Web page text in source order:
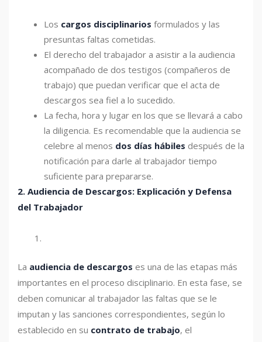
Los cargos disciplinarios formulados y las
presuntas faltas cometidas.
El derecho del trabajador a asistir a la audiencia
acompañado de dos testigos (compañeros de
trabajo) que puedan verificar que el acta de
descargos sea fiel a lo sucedido.
La fecha, hora y lugar en los que se llevará a cabo
la diligencia. Es recomendable que la audiencia se
celebre al menos dos días hábiles después de la
notificación para darle al trabajador tiempo
suficiente para prepararse.
2. Audiencia de Descargos: Explicación y Defensa
del Trabajador
La audiencia de descargos es una de las etapas más
importantes en el proceso disciplinario. En esta fase, se
deben comunicar al trabajador las faltas que se le
imputan y las sanciones correspondientes, según lo
establecido en su contrato de trabajo, el